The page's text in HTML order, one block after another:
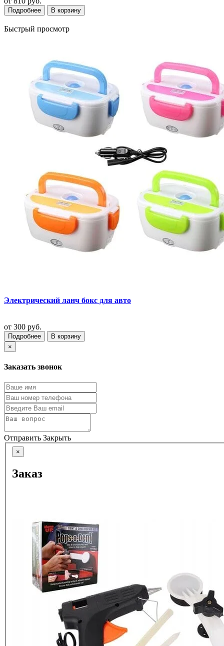
Подробнее В корзину
Быстрый просмотр
Электрический ланч бокс для авто
от 300 руб.
Подробнее
В корзину
×
Заказать звонок
Отправить Закрыть
×
Заказ